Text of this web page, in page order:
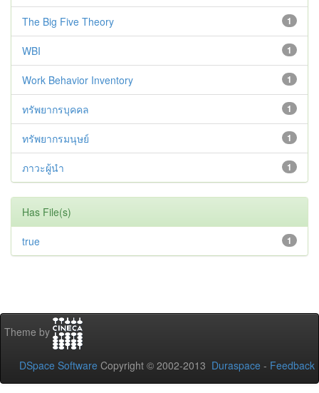
1
The Big Five Theory
1
WBI
1
Work Behavior Inventory
1
ทรัพยากรบุคคล
1
ทรัพยากรมนุษย์
1
ภาวะผู้นำ
Has File(s)
1
true
Theme by
DSpace Software Copyright © 2002-2013 Duraspace - Feedback